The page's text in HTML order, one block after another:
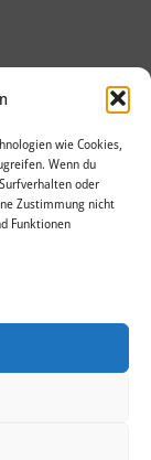
wie Cookies,
Wenn du
oder
Zustimmung nicht
Funktionen